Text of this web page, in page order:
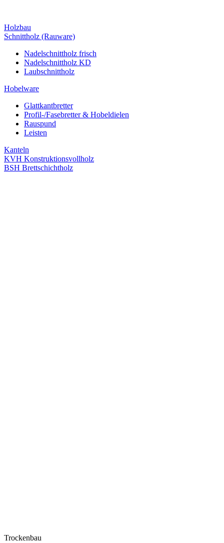
Holzbau
Schnittholz (Rauware)
Nadelschnittholz frisch
Nadelschnittholz KD
Laubschnittholz
Hobelware
Glattkantbretter
Profil-/Fasebretter & Hobeldielen
Rauspund
Leisten
Kanteln
KVH Konstruktionsvollholz
BSH Brettschichtholz
Trockenbau